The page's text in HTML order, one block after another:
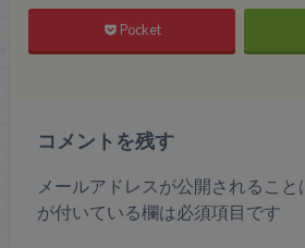
Pocket
コメントを残す
メールアドレスが公開されること
が付いている欄は必須項目です